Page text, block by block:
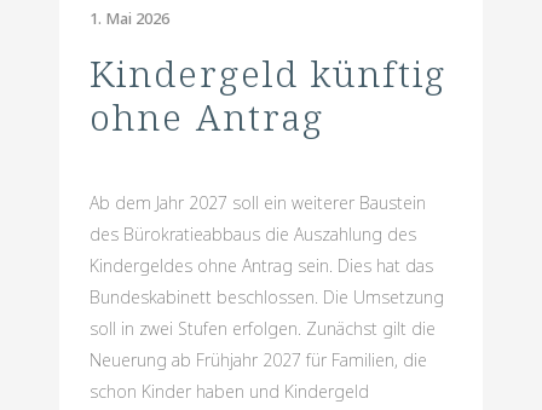
1. Mai 2026
Kindergeld künftig
ohne Antrag
Ab dem Jahr 2027 soll ein weiterer Baustein
des Bürokratieabbaus die Auszahlung des
Kindergeldes ohne Antrag sein. Dies hat das
Bundeskabinett beschlossen. Die Umsetzung
soll in zwei Stufen erfolgen. Zunächst gilt die
Neuerung ab Frühjahr 2027 für Familien, die
schon Kinder haben und Kindergeld